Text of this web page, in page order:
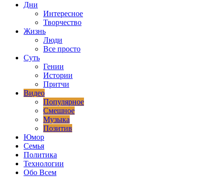
Дни
Интересное
Творчество
Жизнь
Люди
Все просто
Суть
Гении
Истории
Притчи
Видео
Популярное
Смешное
Музыка
Позитив
Юмор
Семья
Политика
Технологии
Обо Всем